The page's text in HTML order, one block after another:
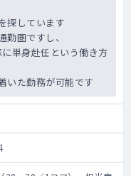
探しています
圏ですし、
単身赴任という働き方
いた勤務が可能です